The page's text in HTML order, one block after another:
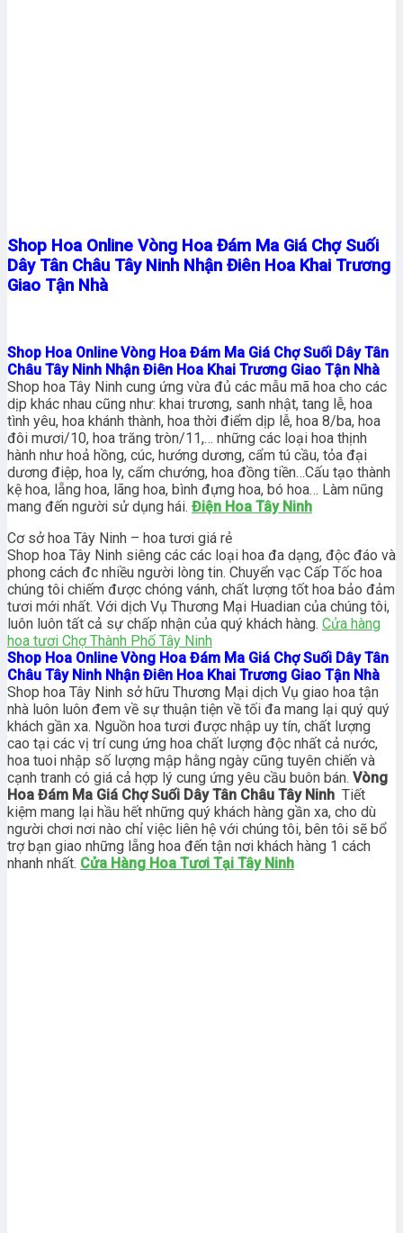
Shop Hoa Online Vòng Hoa Đám Ma Giá Chợ Suối
Dây Tân Châu Tây Ninh Nhận Điên Hoa Khai Trương
Giao Tận Nhà
Shop Hoa Online Vòng Hoa Đám Ma Giá Chợ Suối Dây Tân
Châu Tây Ninh Nhận Điên Hoa Khai Trương Giao Tận Nhà
Shop hoa Tây Ninh cung ứng vừa đủ các mẫu mã hoa cho các
dịp khác nhau cũng như: khai trương, sanh nhật, tang lễ, hoa
tình yêu, hoa khánh thành, hoa thời điểm dịp lễ, hoa 8/ba, hoa
đôi mươi/10, hoa trăng tròn/11,… những các loại hoa thịnh
hành như hoả hồng, cúc, hướng dương, cẩm tú cầu, tỏa đại
dương điệp, hoa ly, cẩm chướng, hoa đồng tiền…Cấu tạo thành
kệ hoa, lẵng hoa, lãng hoa, bình đựng hoa, bó hoa… Làm nũng
mang đến người sử dụng hái. Điện Hoa Tây Ninh
Cơ sở hoa Tây Ninh – hoa tươi giá rẻ
Shop hoa Tây Ninh siêng các các loại hoa đa dạng, độc đáo và
phong cách đc nhiều người lòng tin. Chuyển vạc Cấp Tốc hoa
chúng tôi chiếm được chóng vánh, chất lượng tốt hoa bảo đảm
tươi mới nhất. Với dịch Vụ Thương Mại Huadian của chúng tôi,
luôn luôn tất cả sự chấp nhận của quý khách hàng. Cửa hàng
hoa tươi Chợ Thành Phố Tây Ninh
Shop Hoa Online Vòng Hoa Đám Ma Giá Chợ Suối Dây Tân
Châu Tây Ninh Nhận Điên Hoa Khai Trương Giao Tận Nhà
Shop hoa Tây Ninh sở hữu Thương Mại dịch Vụ giao hoa tận
nhà luôn luôn đem về sự thuận tiện về tối đa mang lại quý quý
khách gần xa. Nguồn hoa tươi được nhập uy tín, chất lượng
cao tại các vị trí cung ứng hoa chất lượng độc nhất cả nước,
hoa tuoi nhập số lượng mập hằng ngày cũng tuyên chiến và
cạnh tranh có giá cả hợp lý cung ứng yêu cầu buôn bán. Vòng
Hoa Đám Ma Giá Chợ Suối Dây Tân Châu Tây Ninh Tiết
kiệm mang lại hầu hết những quý khách hàng gần xa, cho dù
người chơi nơi nào chỉ việc liên hệ với chúng tôi, bên tôi sẽ bổ
trợ bạn giao những lẵng hoa đến tận nơi khách hàng 1 cách
nhanh nhất. Cửa Hàng Hoa Tươi Tại Tây Ninh